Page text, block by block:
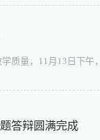
答辩圆满完成